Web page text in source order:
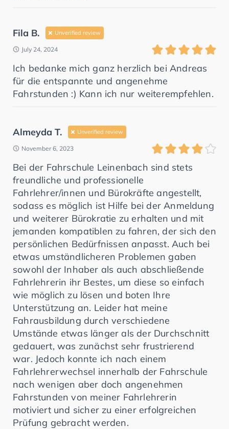
Fila B. Unverified review
July 24, 2024
Ich bedanke mich ganz herzlich bei Andreas
für die entspannte und angenehme
Fahrstunden :) Kann ich nur weiterempfehlen.
Almeyda T. Unverified review
November 6, 2023
Bei der Fahrschule Leinenbach sind stets
freundliche und professionelle
Fahrlehrer/innen und Bürokräfte angestellt,
sodass es möglich ist Hilfe bei der Anmeldung
und weiterer Bürokratie zu erhalten und mit
jemanden kompatiblen zu fahren, der sich den
persönlichen Bedürfnissen anpasst. Auch bei
etwas umständlicheren Problemen gaben
sowohl der Inhaber als auch abschließende
Fahrlehrerin ihr Bestes, um diese so einfach
wie möglich zu lösen und boten Ihre
Unterstützung an. Leider hat meine
Fahrausbildung durch verschiedene
Umstände etwas länger als der Durchschnitt
gedauert, was zunächst sehr frustrierend
war. Jedoch konnte ich nach einem
Fahrlehrerwechsel innerhalb der Fahrschule
nach wenigen aber doch angenehmen
Fahrstunden von meiner Fahrlehrerin
motiviert und sicher zu einer erfolgreichen
Prüfung gebracht werden.